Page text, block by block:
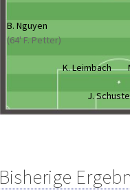
B. Nguyen
(64' F. Petter)
K. Leimbach
J.
Bisherige